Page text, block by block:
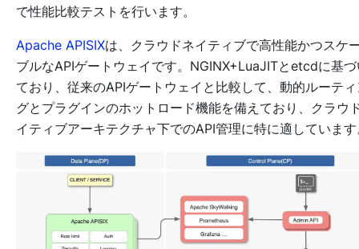
で性能比較テストを行います。
Apache APISIXは、クラウドネイティブで高性能かつスケ
ブルなAPIゲートウェイです。NGINX+LuaJITとetcdに基
ており、従来のAPIゲートウェイと比較して、動的ルーテ
グとプラグインのホットロード機能を備えており、クラウ
イティブアーキテクチャ下でのAPI管理に特に適していま